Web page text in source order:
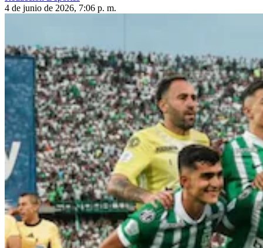
4 de junio de 2026, 7:06 p. m.